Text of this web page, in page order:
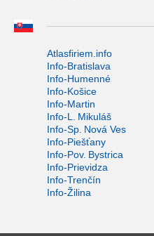
Atlasfiriem.info
Info-Bratislava
Info-Humenné
Info-Košice
Info-Martin
Info-L. Mikuláš
Info-Sp. Nová Ves
Info-Piešťany
Info-Pov. Bystrica
Info-Prievidza
Info-Trenčín
Info-Žilina